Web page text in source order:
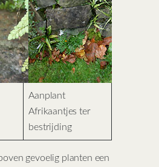
Aanplant
Afrikaantjes ter
bestrijding
gevoelig planten een